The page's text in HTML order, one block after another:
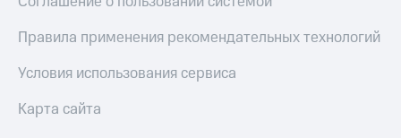
Правила применения рекомендательных технологий
Условия использования сервиса
Карта сайта